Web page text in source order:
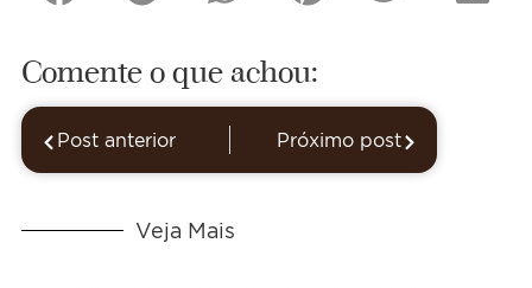
Comente o que achou:
Post anterior Próximo post
Veja Mais